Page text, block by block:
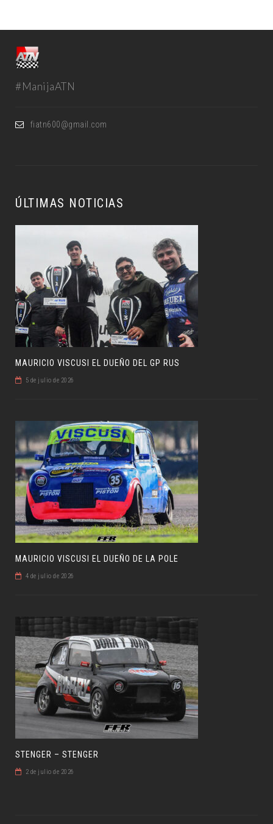
#ManijaATN
fiatn600@gmail.com
ÚLTIMAS NOTICIAS
MAURICIO VISCUSI EL DUEÑO DEL GP RUS
5 de julio de 2026
MAURICIO VISCUSI EL DUEÑO DE LA POLE
4 de julio de 2026
STENGER – STENGER
2 de julio de 2026